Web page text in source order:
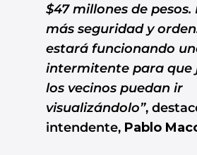
$47 millones de
más seguridad y
estará funcionando
intermitente para que
los vecinos puedan ir
visualizándolo”,
intendente, Pablo